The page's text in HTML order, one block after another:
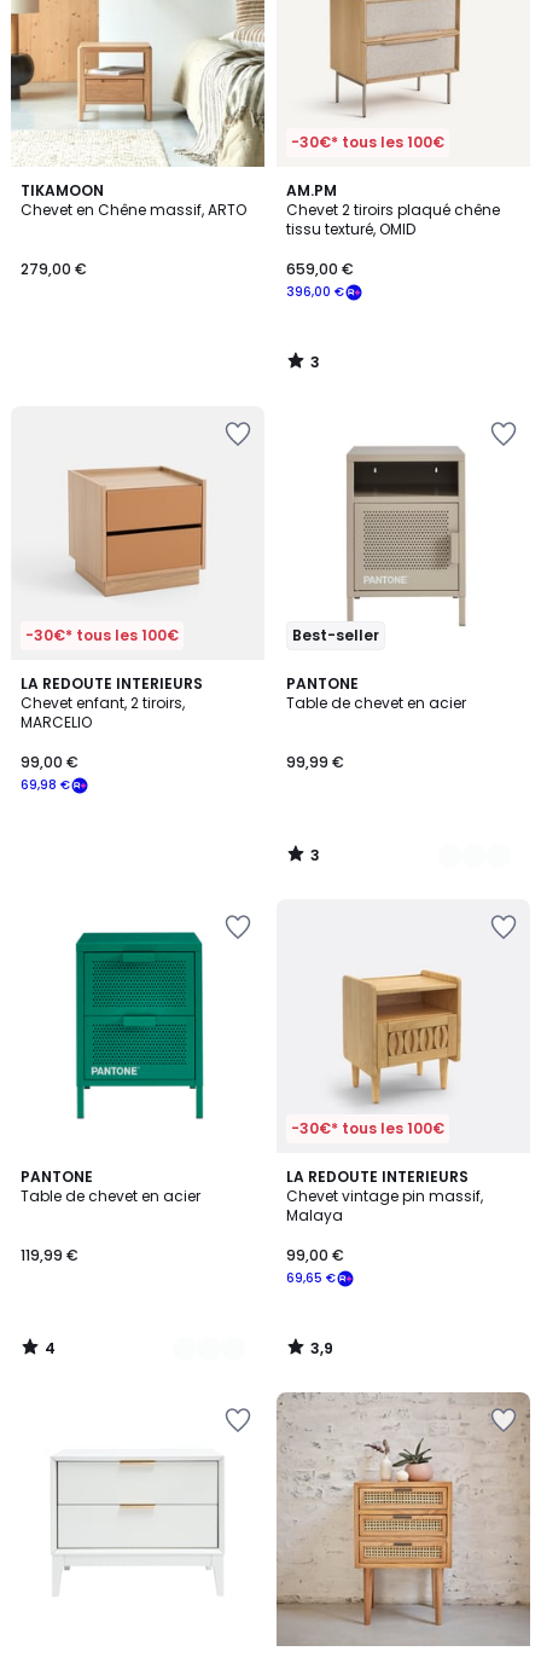
TIKAMOON
Chevet en Chêne massif, ARTO
279,00 €
-30€* tous les 100€
AM.PM
Chevet 2 tiroirs plaqué chêne
tissu texturé, OMID
396,00 €
659,00 €
3
/
5
3
/
-30€* tous les 100€
LA REDOUTE INTERIEURS
Chevet enfant, 2 tiroirs,
MARCELIO
69,98 €
99,00 €
Best-seller
PANTONE
Table de chevet en acier
99,99 €
3
/
12
Couleurs
3
/
PANTONE
Table de chevet en acier
119,99 €
4
/
2
Couleurs
4
/
-30€* tous les 100€
LA REDOUTE INTERIEURS
Chevet vintage pin massif,
Malaya
69,65 €
99,00 €
3,9
/ 5
3,9
/